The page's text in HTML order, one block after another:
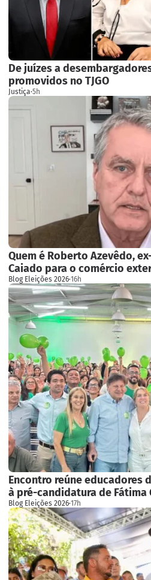
De juízes a
promovidos no TJGO
Justiça·5h
Quem é Roberto Azevêdo,
Caiado para o comércio
Blog Eleições 2026·16h
Encontro reúne educadores
à pré-candidatura de Fátima
Blog Eleições 2026·17h